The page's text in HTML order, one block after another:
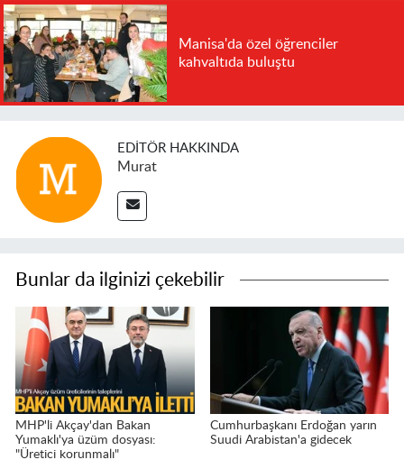
Manisa'da özel öğrenciler
kahvaltıda buluştu
EDITÖR HAKKINDA
Murat
Bunlar da ilginizi çekebilir
MHP'li Akçay'dan Bakan
Yumaklı'ya üzüm dosyası:
"Üretici korunmalı"
Cumhurbaşkanı Erdoğan yarın
Suudi Arabistan'a gidecek